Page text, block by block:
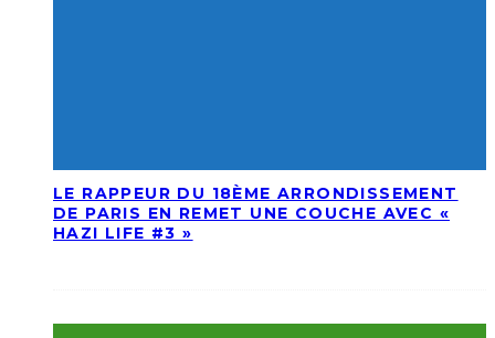
LE RAPPEUR DU 18ÈME ARRONDISSEMENT
DE PARIS EN REMET UNE COUCHE AVEC «
HAZI LIFE #3 »